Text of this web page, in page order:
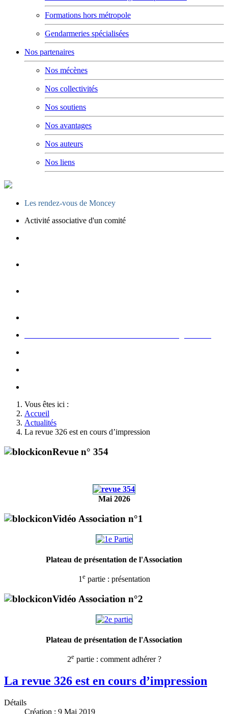
Formations hors métropole
Gendarmeries spécialisées
Nos partenaires
Nos mécènes
Nos collectivités
Nos soutiens
Nos avantages
Nos auteurs
Nos liens
Les rendez-vous de Moncey
Activité associative d'un comité
Vous êtes ici :
Accueil
Actualités
La revue 326 est en cours d’impression
Revue n° 354
Mai 2026
Vidéo Association n°1
Plateau de présentation de l'Association
1 epartie : présentation
Vidéo Association n°2
Plateau de présentation de l'Association
2epartie : comment adhérer ?
La revue 326 est en cours d’impression
Détails
Création : 9 Mai 2019